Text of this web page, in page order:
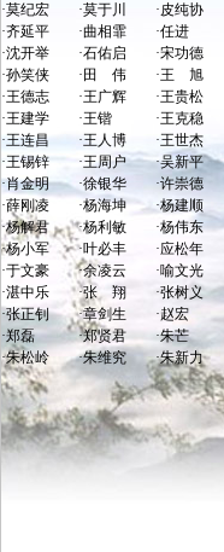
·莫纪宏 ·莫于川 ·皮纯协
·齐延平 ·曲相霏 ·任进
·沈开举 ·石佑启 ·宋功德
·孙笑侠 · 田 伟 ·王 旭
·王德志 ·王广辉 ·王贵松
·王建学 ·王锴 ·王克稳
·王连昌 ·王人博 ·王世杰
·王锡锌 ·王周户 ·吴新平
·肖金明 ·徐银华 ·许崇德
·薛刚凌 ·杨海坤 ·杨建顺
·杨解君 ·杨利敏 ·杨伟东
·杨小军 ·叶必丰 ·应松年
·于文豪 ·余凌云 ·喻文光
·湛中乐 ·张 翔 ·张树义
·张正钊 ·章剑生 ·赵宏
·郑磊 ·郑贤君 ·朱芒
·朱松岭 ·朱维究 ·朱新力